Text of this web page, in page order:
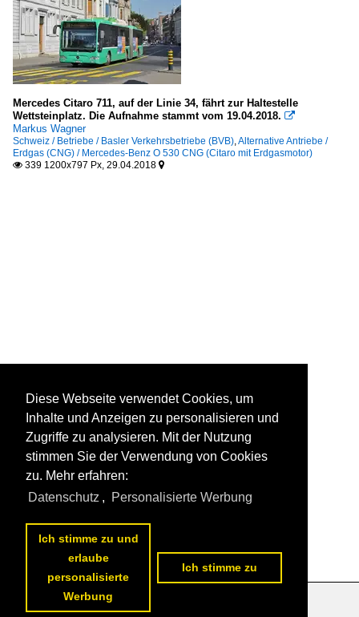
Mercedes Citaro 711, auf der Linie 34, fährt zur Haltestelle
Wettsteinplatz. Die Aufnahme stammt vom 19.04.2018. 
Markus Wagner
Schweiz / Betriebe / Basler Verkehrsbetriebe (BVB) Alternative Antriebe /
Erdgas (CNG) / Mercedes-Benz O 530 CNG (Citaro mit Erdgasmotor)
 339 1200x797 Px, 29.04.2018 
Datenschutzerklärung
Diese Webseite verwendet Cookies, um
Inhalte und Anzeigen zu personalisieren und
Zugriffe zu analysieren. Mit der Nutzung
stimmen Sie der Verwendung von Cookies
zu. Mehr erfahren:
Datenschutz , Personalisierte Werbung
Ich stimme zu und
erlaube
personalisierte
Werbung
Ich stimme zu